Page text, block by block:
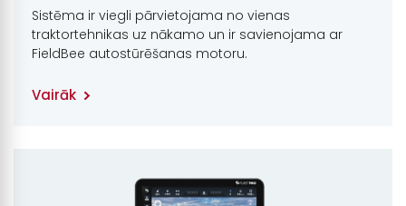
Sistēma ir viegli pārvietojama no vienas
traktortehnikas uz nākamo un ir savienojama ar
FieldBee autostūrēšanas motoru.
Vairāk